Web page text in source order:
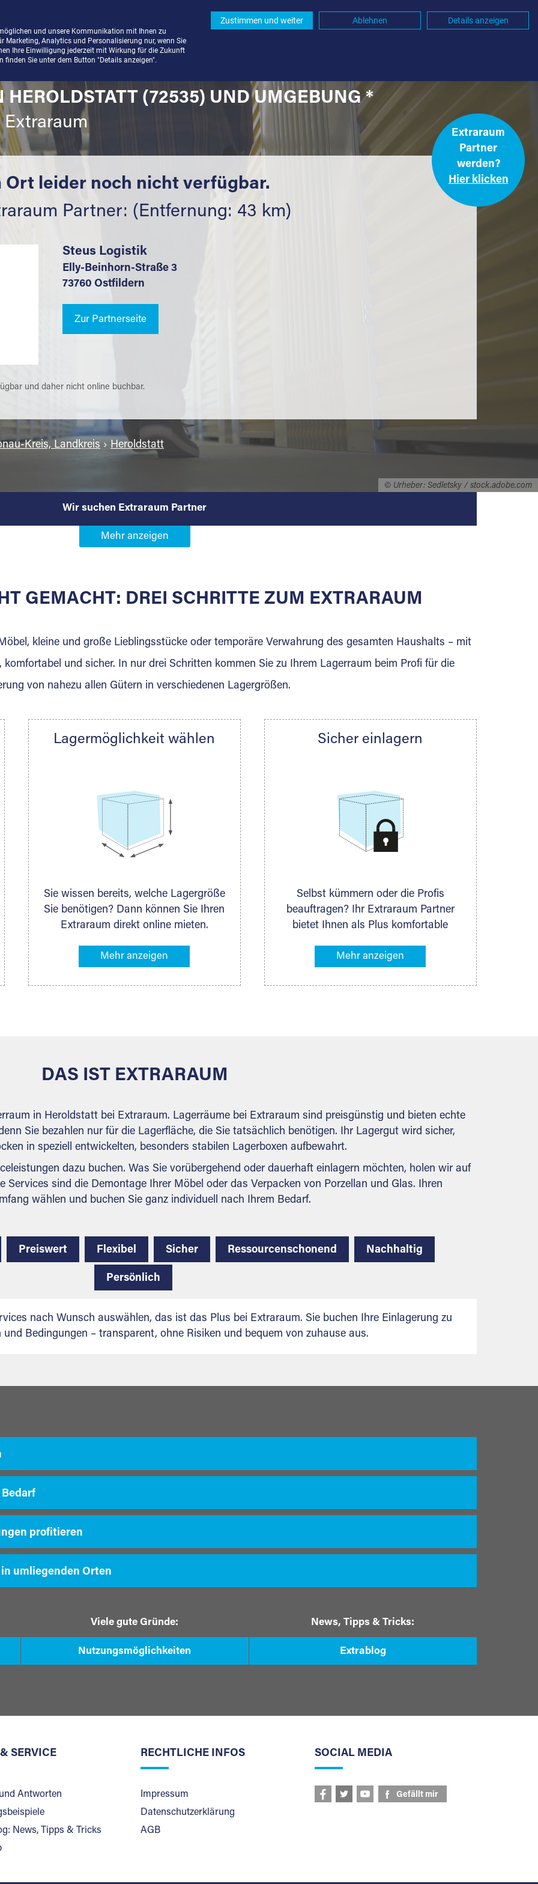
© Urheber: Sedletsky / stock.adobe.com
(72535) UND UMGEBUNG *
Extraraum
Partner
werden?
Hier klicken
Ort leider noch nicht verfügbar.
Partner: (Entfernung: 43 km)
Steus Logistik
Elly-Beinhorn-Straße 3
73760 Ostfildern
Zur Partnerseite
und daher nicht online buchbar.
Kreis, Landkreis › Heroldstatt
Wir suchen Extraraum Partner
Partner in
für die Einlagerung von Umzugsgut gebaut wurde? Werden Sie jetzt Extraraum Partner und
Ihre Nachricht.
GEMACHT: DREI SCHRITTE ZUM EXTRARAUM
kleine und große Lieblingsstücke oder temporäre Verwahrung des gesamten Haushalts – mit
und sicher. In nur drei Schritten kommen Sie zu Ihrem Lagerraum beim Profi für die
von nahezu allen Gütern in verschiedenen Lagergrößen.
Lagermöglichkeit wählen
Sie wissen bereits, welche Lagergröße
Sie benötigen? Dann können Sie Ihren
Extraraum direkt online mieten.
Lagerliste die entsprechenden
möchten – das Volumen wird sofort
weiteren Fragen, die Sie haben.
Sicher einlagern
Selbst kümmern oder die Profis
beauftragen? Ihr Extraraum Partner
bietet Ihnen als Plus komfortable
besonders bequem machen. Dazu
Lieferung von Packmaterial sowie
DAS IST EXTRARAUM
in Heroldstatt bei Extraraum. Lagerräume bei Extraraum sind preisgünstig und bieten echte
Sie bezahlen nur für die Lagerfläche, die Sie tatsächlich benötigen. Ihr Lagergut wird sicher,
in speziell entwickelten, besonders stabilen Lagerboxen aufbewahrt.
dazu buchen. Was Sie vorübergehend oder dauerhaft einlagern möchten, holen wir auf
Services sind die Demontage Ihrer Möbel oder das Verpacken von Porzellan und Glas. Ihren
wählen und buchen Sie ganz individuell nach Ihrem Bedarf.
Preiswert Flexibel Sicher Ressourcenschonend Nachhaltig
Persönlich
nach Wunsch auswählen, das ist das Plus bei Extraraum. Sie buchen Ihre Einlagerung zu
und Bedingungen – transparent, ohne Risiken und bequem von zuhause aus.
Bedarf
profitieren
umliegenden Orten
Viele gute Gründe:
Nutzungsmöglichkeiten
News, Tipps & Tricks:
Extrablog
SERVICE
Antworten
News, Tipps & Tricks
RECHTLICHE INFOS
Impressum
Datenschutzerklärung
AGB
SOCIAL MEDIA
Gefällt mir
und unsere Kommunikation mit Ihnen zu
Marketing, Analytics und Personalisierung nur, wenn Sie
Ihre Einwilligung jederzeit mit Wirkung für die Zukunft
Sie unter dem Button "Details anzeigen".
Zustimmen und weiter Ablehnen Details anzeigen